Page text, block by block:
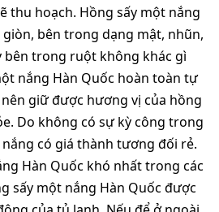
thu hoạch. Hồng sấy một nắng
giòn, bên trong dạng mật, nhũn,
bên trong ruột không khác gì
nắng Hàn Quốc hoàn toàn tự
giữ được hương vị của hồng
Do không có sự kỳ công trong
có giá thành tương đối rẻ.
Hàn Quốc khó nhất trong các
sấy một nắng Hàn Quốc được